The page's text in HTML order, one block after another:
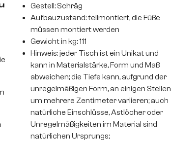
Gestell: Schräg
Aufbauzustand: teilmontiert, die Füße
müssen montiert werden
Gewicht in kg: 111
Hinweis: jeder Tisch ist ein Unikat und
kann in Materialstärke, Form und Maß
abweichen; die Tiefe kann, aufgrund der
unregelmäßigen Form, an einigen Stellen
um mehrere Zentimeter variieren; auch
natürliche Einschlüsse, Astlöcher oder
Unregelmäßigkeiten im Material sind
natürlichen Ursprungs;